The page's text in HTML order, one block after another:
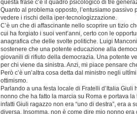
questa frase c’è il quadro psicologico di tre
Quanto al problema opposto, l’entusiamo
vedere i rischi della iper-tecnologizzazione.
C’è un che di affascinante nello scoprire un tizio
cui ha forgiato i suoi vent’anni, certo con le
anagrafica che delle svolte politiche. Luigi
sostenere che una potente educazione alla
giovanili di rifiuto della democrazia. Una potente
per chi viene da sinistra. Anzi, mi piace pensare
Però c’è un’altra cosa detta dal ministro negli
ottimismo.
Parlando a una festa locale di Fratelli d’Italia
nonno che ha fatto la marcia su Roma e portava
infatti Giuli ragazzo non era “uno di destra”, era a
diversa. Insomma, non è come dire mio nonno